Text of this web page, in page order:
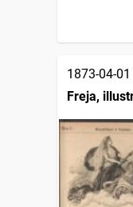
1873-04-01
Freja,